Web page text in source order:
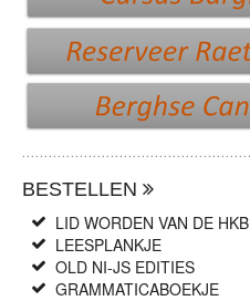
BESTELLEN
LID WORDEN VAN DE HKB
LEESPLANKJE
OLD NI-JS EDITIES
GRAMMATICABOEKJE